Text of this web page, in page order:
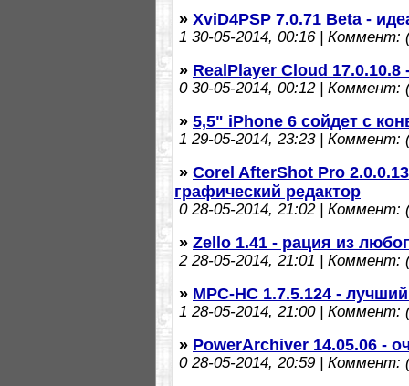
» XviD4PSP 7.0.71 Beta -
1 30-05-2014, 00:16 | Коммент:
» RealPlayer Cloud
030-05-2014, 00:12 | Коммент:
» 5,5" iPhone 6 сойдет с
1 29-05-2014, 23:23 | Коммент:
» Corel AfterShot Pro
графический редактор
028-05-2014, 21:02 | Коммент:
» Zello 1.41 - рация из
228-05-2014, 21:01 | Коммент:
» MPC-HC 1.7.5.124 -
1 28-05-2014, 21:00 | Коммент:
» PowerArchiver 14.05.06 -
028-05-2014, 20:59 | Коммент: